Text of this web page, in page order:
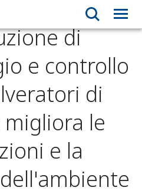
di
e controllo
di
migliora le
e la